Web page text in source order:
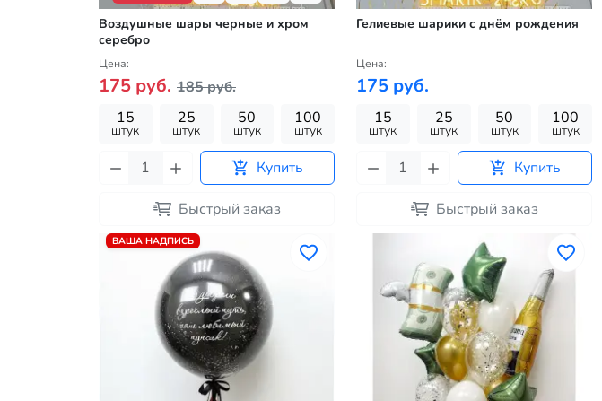
Воздушные шары черные и хром
серебро
Цена:
175 руб. 185 руб.
15
штук
25
штук
50
штук
100
штук
Купить
Быстрый заказ
Гелиевые шарики с днём рождения
Цена:
175 руб.
15
штук
25
штук
50
штук
100
штук
Купить
Быстрый заказ
ВАША НАДПИСЬ